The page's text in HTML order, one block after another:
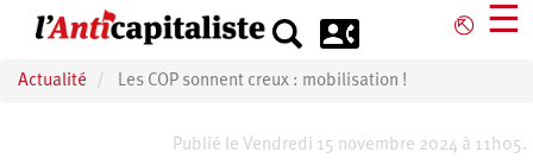
principal
⎋ ☰
Actualité Les COP sonnent creux : mobilisation !
Publié le Vendredi 15 novembre 2024 à 11h05.